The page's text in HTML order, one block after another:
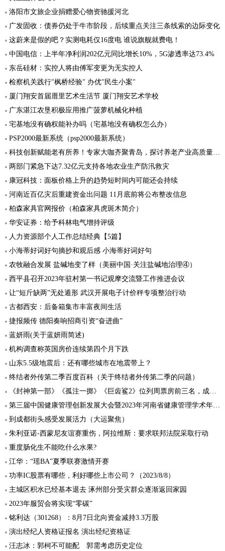
洛阳市文旅企业捐赠爱心物资驰援河北
广发固收：债券仍处于牛市阶段，后续重点关注三条线索的边际变化
这蔚来是假的吧？实测电耗仅16度电 谁说旗舰就费电！
中国电信：上半年净利润202亿元同比增长10%，5G渗透率达73.4%
东岳硅材：实控人将由傅军变更为无实控人
检察机关践行"枫桥经验" 办优"民生小案"
厦门翔安首届厝里艺术生活节 厦门翔安艺术学校
广东湛江农垦积极应用推广菠萝机械化种植
宅基地没有确权能补办吗（宅基地没有确权怎么办）
PSP2000最新系统（psp2000最新系统）
科技创新赋能老有所养！专家大咖齐聚青岛，探讨养老产业高质量发展“突破口”
两部门紧急下达7.32亿元支持各地农业生产防汛救灾
康冠科技：面板价格上升的趋势短时间内可能还会持续
河南近百亿灾后重建资金出问题 11月底前将公布整改信息
柏森家具官网报价（柏森家具虎斑木简介）
华安证券：给予科林电气增持评级
人力资源部个人工作总结经典【5篇】
小海蒂好词好句摘抄和观后感 小海蒂好词好句
农牧融合发展 盐碱地变了样（美丽中国·关注盐碱地治理④）
西平县召开2023年驻村第一书记观摩交流暨工作推进会议
让“短斤缺两”无处遁形 武汉开展电子计价秤专项整治行动
古都西安：后备箱集市丰富夜间生活
捷报频传 德阳奏响招商引资“奋进曲”
蓝妍雨(关于蓝妍雨简述)
机构调查称英国房价连续第四个月下跌
山东5.5级地震后：还有哪些城市在地震带上？
终结者外传第二季百度百科（关于终结者外传第二季的问题）
《封神第一部》《孤注一掷》《巨齿鲨2》位列周票房前三名，成绩不俗
第三届中国健康管理创新发展大会暨2023年河南省健康管理学术年会在郑召开
到成都街头感受发展活力（大运聚焦）
朱利亚诺-西蒙尼友谊赛重伤，阿拉维斯：要求联邦法院采取行动
重度肠化生不能吃什么水果?
江华：“瑶BA”夏季联赛激情开赛
功率IC股票有哪些，利好哪些上市公司？（2023/8/8）
主城区积水已经基本退去 涿州部分受灾群众逐渐返回家园
2023年服贸会将实现“零碳”
铭利达（301268）：8月7日北向资金减持3.3万股
演出经纪人资格证报名 演出经纪资格证
汪志冰：郭柯不可能配 郭需考虑历史定位